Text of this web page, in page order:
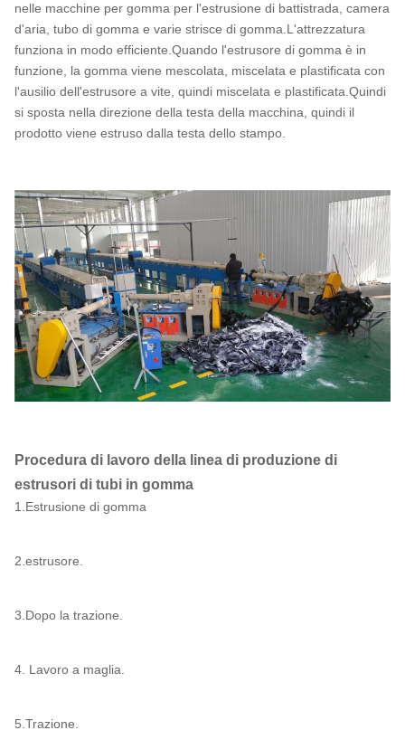
nelle macchine per gomma per l'estrusione di battistrada, camera
d'aria, tubo di gomma e varie strisce di gomma.L'attrezzatura
funziona in modo efficiente.Quando l'estrusore di gomma è in
funzione, la gomma viene mescolata, miscelata e plastificata con
l'ausilio dell'estrusore a vite, quindi miscelata e plastificata.Quindi
si sposta nella direzione della testa della macchina, quindi il
prodotto viene estruso dalla testa dello stampo.
Procedura di lavoro della linea di produzione di
estrusori di tubi in gomma
1.Estrusione di gomma
2.estrusore.
3.Dopo la trazione.
4. Lavoro a maglia.
5.Trazione.